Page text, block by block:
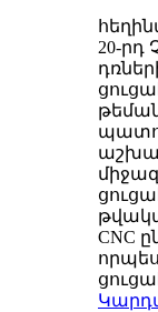
20-րդ
CNC